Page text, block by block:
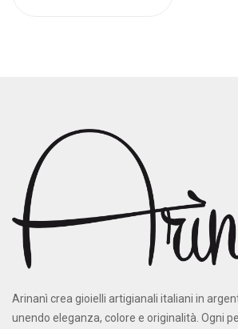
Arinanì crea gioielli artigianali italiani in
unendo eleganza, colore e originalità. Ogni